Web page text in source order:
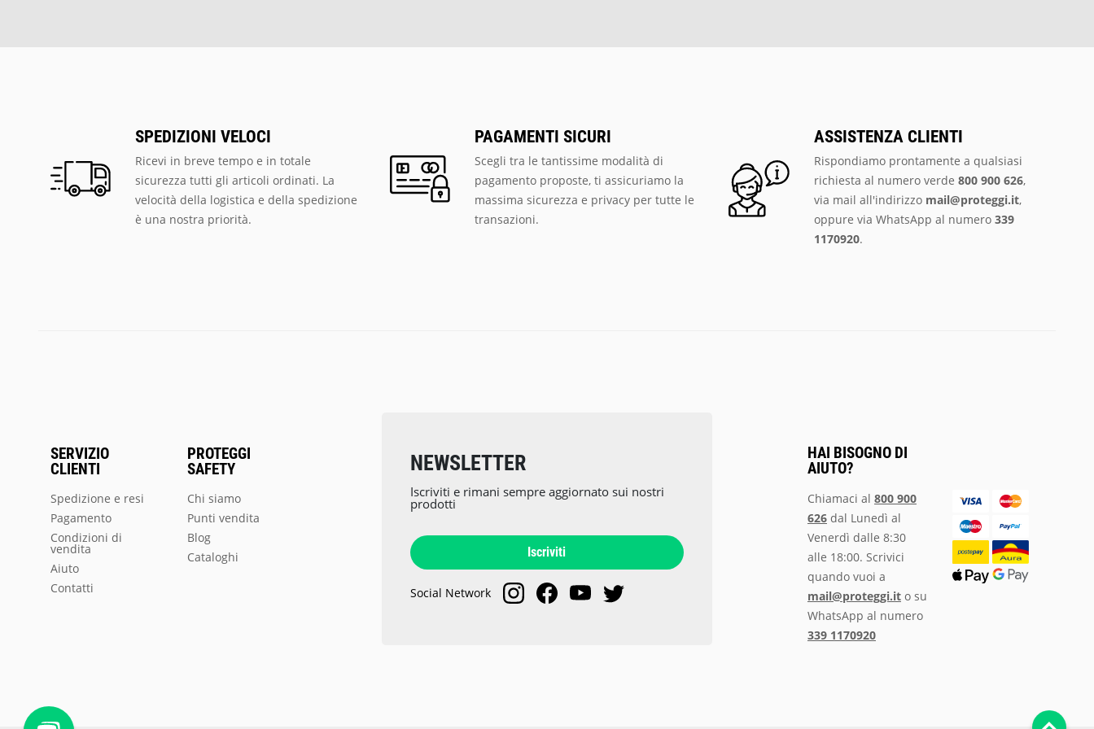
SPEDIZIONI VELOCI
Ricevi in breve tempo e in totale
sicurezza tutti gli articoli ordinati. La
velocità della logistica e della spedizione
è una nostra priorità.
PAGAMENTI SICURI
Scegli tra le tantissime modalità di
pagamento proposte, ti assicuriamo la
massima sicurezza e privacy per tutte le
transazioni.
ASSISTENZA CLIENTI
Rispondiamo prontamente a qualsiasi
richiesta al numero verde 800 900 626,
via mail all'indirizzo mail@proteggi.it,
oppure via WhatsApp al numero 339
1170920.
SERVIZIO
CLIENTI
Spedizione e resi
Pagamento
Condizioni di
vendita
Aiuto
Contatti
PROTEGGI
SAFETY
Chi siamo
Punti vendita
Blog
Cataloghi
NEWSLETTER
Iscriviti e rimani sempre aggiornato sui nostri
prodotti
Iscriviti
Social Network
HAI BISOGNO DI
AIUTO?
Chiamaci al 800 900
626dal Lunedì al
Venerdì dalle 8:30
alle 18:00. Scrivici
quando vuoi a
mail@proteggi.ito su
WhatsApp al numero
339 1170920